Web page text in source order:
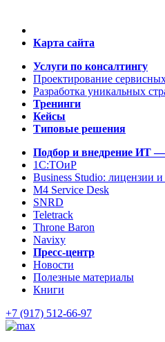
Карта сайта
Услуги по консалтингу
Проектирование
Разработка уникальных
Тренинги
Кейсы
Типовые решения
Подбор и внедрение ИТ —
1C:ТОиР
Business Studio: лицензии
M4 Service Desk
SNRD
Teletrack
Throne Baron
Navixy
Пресс-центр
Новости
Полезные материалы
Книги
+7 (917) 512-66-97